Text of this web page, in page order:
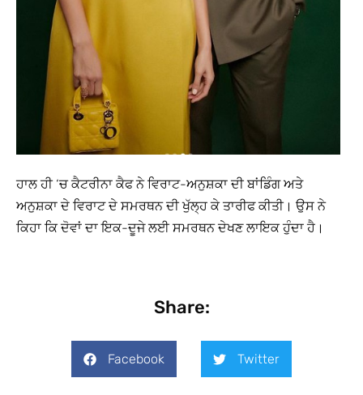
ਹਾਲ ਹੀ ‘ਚ ਕੈਟਰੀਨਾ ਕੈਫ ਨੇ ਵਿਰਾਟ-ਅਨੁਸ਼ਕਾ ਦੀ ਬਾਂਡਿੰਗ ਅਤੇ
ਅਨੁਸ਼ਕਾ ਦੇ ਵਿਰਾਟ ਦੇ ਸਮਰਥਨ ਦੀ ਖੁੱਲ੍ਹ ਕੇ ਤਾਰੀਫ ਕੀਤੀ। ਉਸ ਨੇ
ਕਿਹਾ ਕਿ ਦੋਵਾਂ ਦਾ ਇਕ-ਦੂਜੇ ਲਈ ਸਮਰਥਨ ਦੇਖਣ ਲਾਇਕ ਹੁੰਦਾ ਹੈ।
Share:
Facebook Twitter